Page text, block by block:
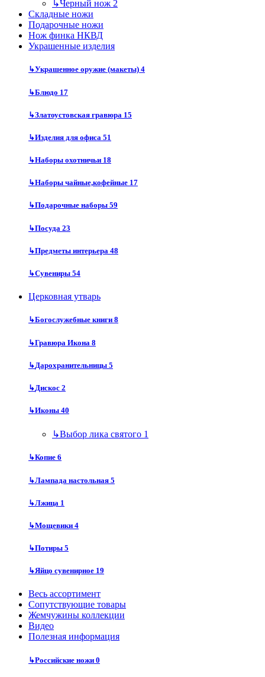
↳Черный нож 2
Складные ножи
Подарочные ножи
Нож финка НКВД
Украшенные изделия
↳Украшенное оружие (макеты) 4
↳Блюдо 17
↳Златоустовская гравюра 15
↳Изделия для офиса 51
↳Наборы охотничьи 18
↳Наборы чайные,кофейные 17
↳Подарочные наборы 59
↳Посуда 23
↳Предметы интерьера 48
↳Сувениры 54
Церковная утварь
↳Богослужебные книги 8
↳Гравюра Икона 8
↳Дарохранительницы 5
↳Дискос 2
↳Иконы 40
↳Выбор лика святого 1
↳Копие 6
↳Лампада настольная 5
↳Лжица 1
↳Мощевики 4
↳Потиры 5
↳Яйцо сувенирное 19
Весь ассортимент
Сопутствующие товары
Жемчужины коллекции
Видео
Полезная информация
↳Российские ножи 0